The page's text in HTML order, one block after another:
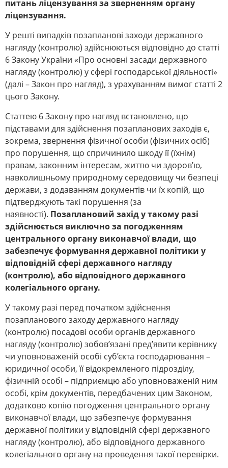
питань ліцензування за зверненням органу
ліцензування.
У решті випадків позапланові заходи державного
нагляду (контролю) здійснюються відповідно до статті
6 Закону України «Про основні засади державного
нагляду (контролю) у сфері господарської діяльності»
(далі – Закон про нагляд), з урахуванням вимог статті 2
цього Закону.
Статтею 6 Закону про нагляд встановлено, що
підставами для здійснення позапланових заходів є,
зокрема, звернення фізичної особи (фізичних осіб)
про порушення, що спричинило шкоду її (їхнім)
правам, законним інтересам, життю чи здоров’ю,
навколишньому природному середовищу чи безпеці
держави, з додаванням документів чи їх копій, що
підтверджують такі порушення (за
наявності). Позаплановий захід у такому разі
здійснюється виключно за погодженням
центрального органу виконавчої влади, що
забезпечує формування державної політики у
відповідній сфері державного нагляду
(контролю), або відповідного державного
колегіального органу.
У такому разі перед початком здійснення
позапланового заходу державного нагляду
(контролю) посадові особи органів державного
нагляду (контролю) зобов’язані пред’явити керівнику
чи уповноваженій особі суб’єкта господарювання –
юридичної особи, її відокремленого підрозділу,
фізичній особі – підприємцю або уповноваженій ним
особі, крім документів, передбачених цим Законом,
додатково копію погодження центрального органу
виконавчої влади, що забезпечує формування
державної політики у відповідній сфері державного
нагляду (контролю), або відповідного державного
колегіального органу на проведення такої перевірки.